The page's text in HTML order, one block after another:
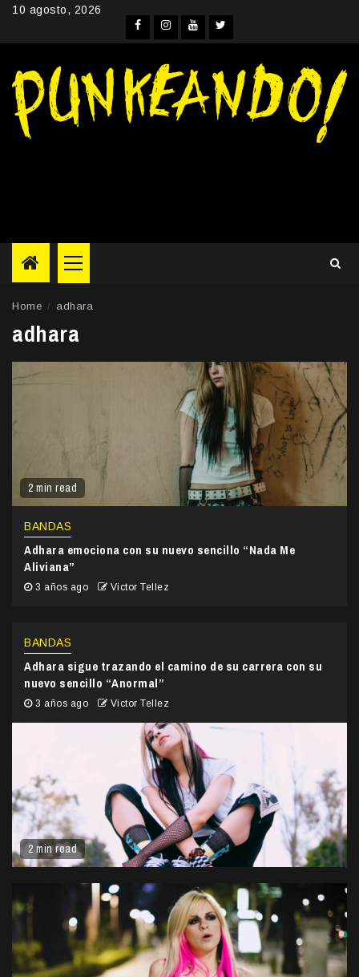
Skip10 agosto, 2026
Facebook
Instagram
YouTube
Twitter
Primary
Menu
Home adhara
adhara
2 min read
BANDAS
Adhara emociona con su nuevo sencillo “Nada Me
Aliviana”
3 años ago Victor Tellez
2 min read
BANDAS
Adhara sigue trazando el camino de su carrera con su
nuevo sencillo “Anormal”
3 años ago Victor Tellez